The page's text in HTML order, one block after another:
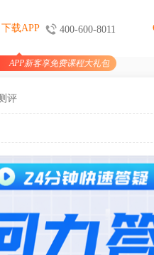
事业单位
银行考试招聘
国企招聘
体制内就业 NEW
军队文职
方商城
试报名
代报名
报名指导
下载APP
APP新客享免费课程大礼包
400-600-8011
评